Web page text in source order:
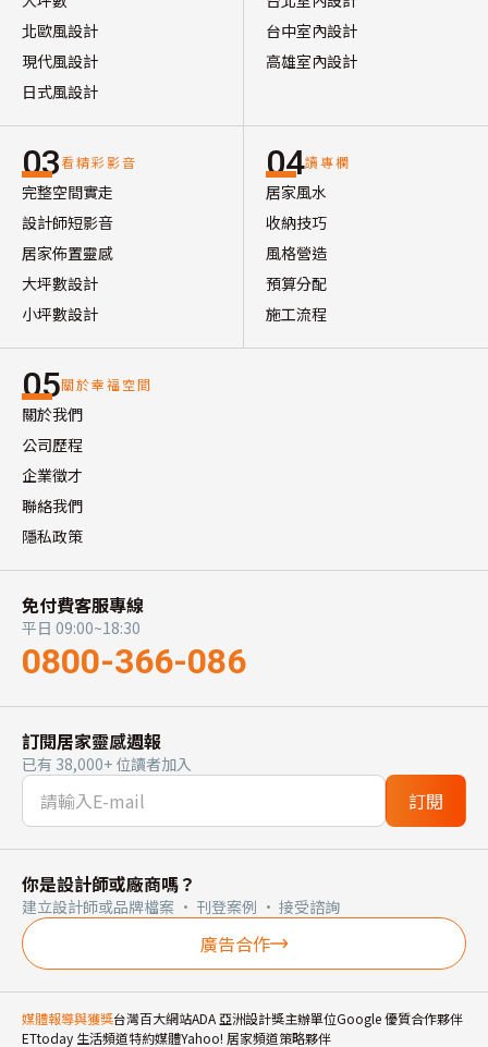
北歐風設計
現代風設計
日式風設計
台中室內設計
高雄室內設計
03看精彩影音
完整空間實走
設計師短影音
居家佈置靈感
大坪數設計
小坪數設計
04讀專欄
居家風水
收納技巧
風格營造
預算分配
施工流程
05關於幸福空間
關於我們
公司歷程
企業徵才
聯絡我們
隱私政策
免付費客服專線
平日 09:00~18:30
0800-366-086
訂閱居家靈感週報
已有 38,000+ 位讀者加入
訂閱
你是設計師或廠商嗎？
建立設計師或品牌檔案 · 刊登案例 · 接受諮詢
廣告合作
媒體報導與獲獎台灣百大網站ADA 亞洲設計獎主辦單位Google 優質合作夥伴
ETtoday 生活頻道特約媒體Yahoo! 居家頻道策略夥伴